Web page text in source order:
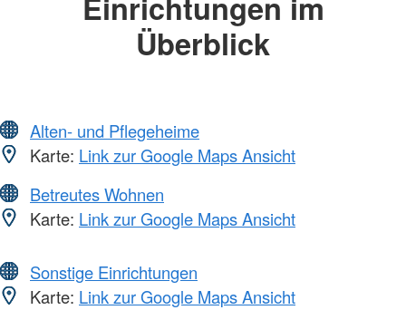
Überblick
Alten- und Pflegeheime
Karte: Link zur Google Maps Ansicht
Betreutes Wohnen
Karte: Link zur Google Maps Ansicht
Sonstige Einrichtungen
Karte: Link zur Google Maps Ansicht